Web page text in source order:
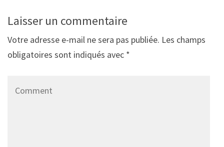
Laisser un commentaire
Votre adresse e-mail ne sera pas publiée. Les champs
obligatoires sont indiqués avec *